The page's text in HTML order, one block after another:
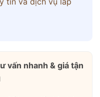
vấn nhanh & giá tận